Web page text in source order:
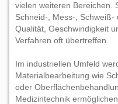
vielen weiteren Bereichen.
Schneid-, Mess-,
Qualität, Geschwindigkeit
Verfahren oft übertreffen.
Im industriellen Umfeld
Materialbearbeitung wie
oder
Medizintechnik